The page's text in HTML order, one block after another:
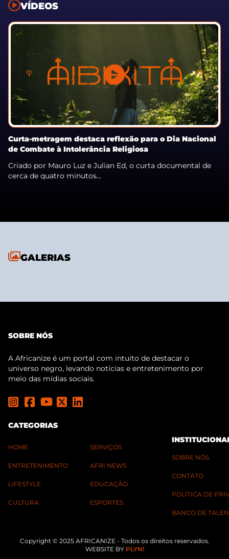
VÍDEOS
Curta-metragem destaca reflexão para o Dia Nacional
de Combate à Intolerância Religiosa
Criado por Mauro Luz e Julian Ed, o curta documental de
cerca de quatro minutos...
GALERIAS
SOBRE NÓS
A Africanize é um portal com intuito de destacar o
universo negro, levando notícias e entretenimento por
meio das mídias sociais.
CATEGORIAS
HOME
ENTRETENIMENTO
LIFESTYLE
CULTURA
SERVIÇOS
AFRI NEWS
EDUCAÇÃO
ESPORTES
SOBRE NÓS
CONTATO
POLÍTICA DE
BANCO DE
Copyright © 2025 AFRICANIZE - Todos os direitos reservados.
WEBSITE BY PLYN!